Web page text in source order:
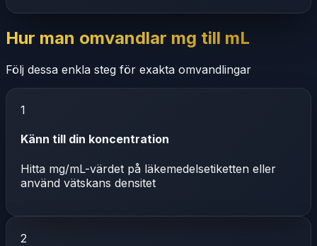
Hur man omvandlar mg till mL
Följ dessa enkla steg för exakta omvandlingar
1
Känn till din koncentration
Hitta mg/mL-värdet på läkemedelsetiketten eller
använd vätskans densitet
2